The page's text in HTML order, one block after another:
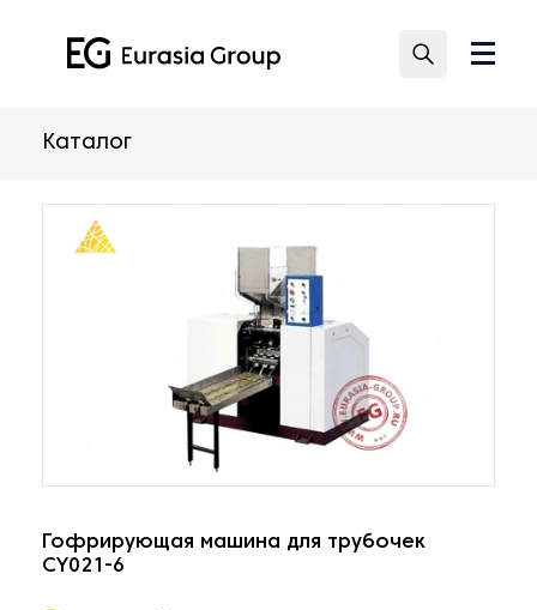
Каталог
Гофрирующая машина для трубочек
CY021-6